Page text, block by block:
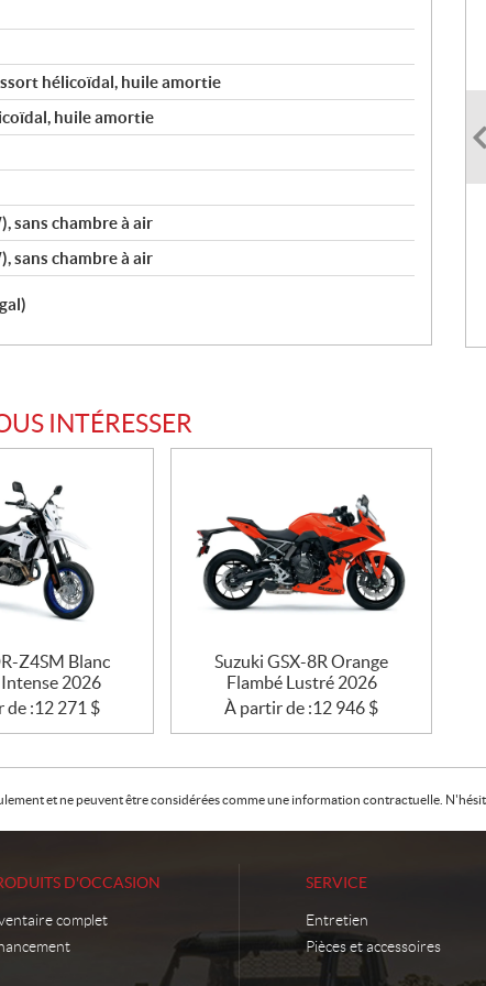
hélicoïdal, huile amortie
huile amortie
sans chambre à air
sans chambre à air
INTÉRESSER
Z4SM Blanc
Intense 2026
de :12 271 $
Suzuki GSX-8R Orange
Flambé Lustré 2026
À partir de :12 946 $
et ne peuvent être considérées comme une information contractuelle.
D'OCCASION
complet
SERVICE
Entretien
Pièces et accessoires